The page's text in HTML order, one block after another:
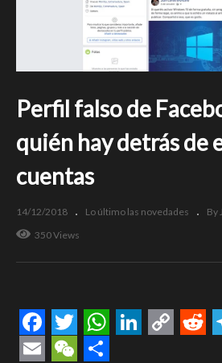
Perfil falso de
quién hay detrás de
cuentas
14/12/2018 Lo último las novedades
By
350 Views
Facebook
TwitterWhatsApp